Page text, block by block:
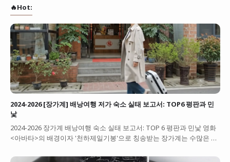
🔥Hot:
2024-2026 [장가계] 배낭여행 저가 숙소 실태 보고서: TOP6 평판과 민
낯
2024-2026 장가계 배낭여행 숙소 실태 보고서: TOP 6 평판과 민낯 영화
<아바타>의 배경이자 '천하제일기봉'으로 칭송받는 장가계는 수많은 …